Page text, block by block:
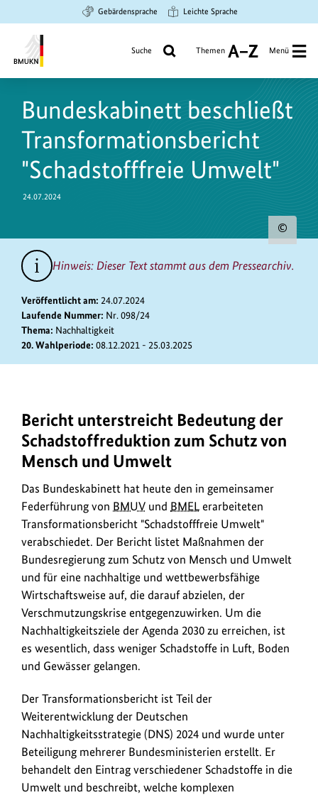
Hauptinhalt
springen
Suche
springen
Hauptnavigation
springen
Gebärdensprache Leichte Sprache
Umwelt,
Naturschutz
und
nukleare
Sicherheit
Suche Themen
A
Z
Menü
Bundeskabinett beschließt
Transformationsbericht
"Schadstofffreie Umwelt"
24.07.2024
zum
Hinweis: Dieser Text stammt aus dem Pressearchiv.
Veröffentlicht am: 24.07.2024
Laufende Nummer: Nr. 098/24
Thema: Nachhaltigkeit
20. Wahlperiode: 08.12.2021 - 25.03.2025
Das
Bundeskabinett
hat
den
in
gemeinsamer
Federführung
BMUV
erarbeiteten
Transformationsbericht
"Schadstofffreie
Umwelt"
verabschiedet.
Bericht unterstreicht Bedeutung der
Schadstoffreduktion zum Schutz von
Mensch und Umwelt
Das Bundeskabinett hat heute den in gemeinsamer
Federführung von BMUV und BMEL erarbeiteten
Transformationsbericht "Schadstofffreie Umwelt"
verabschiedet. Der Bericht listet Maßnahmen der
Bundesregierung zum Schutz von Mensch und Umwelt
und für eine nachhaltige und wettbewerbsfähige
Wirtschaftsweise auf, die darauf abzielen, der
Verschmutzungskrise entgegenzuwirken. Um die
Nachhaltigkeitsziele der Agenda 2030 zu erreichen, ist
es wesentlich, dass weniger Schadstoffe in Luft, Boden
und Gewässer gelangen.
Der Transformationsbericht ist Teil der
Weiterentwicklung der Deutschen
Nachhaltigkeitsstrategie (DNS) 2024 und wurde unter
Beteiligung mehrerer Bundesministerien erstellt. Er
behandelt den Eintrag verschiedener Schadstoffe in die
Umwelt und beschreibt, welche komplexen